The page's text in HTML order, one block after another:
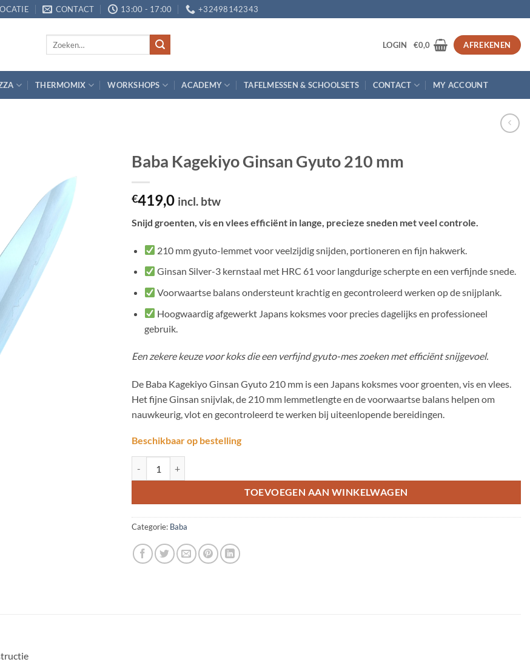
CONTACT 13:00 - 17:00 +32498142343
LOGIN €0,0 AFREKENEN
THERMOMIX WORKSHOPS ACADEMY TAFELMESSEN & SCHOOLSETS CONTACT MY ACCOUNT
verlanglijst
Baba Kagekiyo Ginsan Gyuto 210 mm
€419,0 incl. btw
Snijd groenten, vis en vlees efficiënt in lange, precieze sneden met veel controle.
210 mm gyuto-lemmet voor veelzijdig snijden, portioneren en fijn hakwerk.
Ginsan Silver-3 kernstaal met HRC 61 voor langdurige scherpte en een verfijnde snede.
Voorwaartse balans ondersteunt krachtig en gecontroleerd werken op de snijplank.
Hoogwaardig afgewerkt Japans koksmes voor precies dagelijks en professioneel
gebruik.
Een zekere keuze voor koks die een verfijnd gyuto-mes zoeken met efficiënt snijgevoel.
De Baba Kagekiyo Ginsan Gyuto 210 mm is een Japans koksmes voor groenten, vis en vlees.
Het fijne Ginsan snijvlak, de 210 mm lemmetlengte en de voorwaartse balans helpen om
nauwkeurig, vlot en gecontroleerd te werken bij uiteenlopende bereidingen.
Beschikbaar op bestelling
TOEVOEGEN AAN WINKELWAGEN
Categorie: Baba